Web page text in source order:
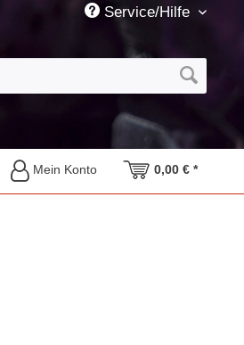
Service/Hilfe
Mein Konto 0,00 € *